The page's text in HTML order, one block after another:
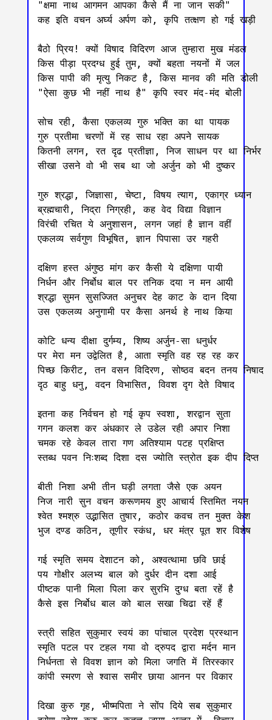
"क्षमा नाथ आगमन आपका कैसे मैं ना जान सकी"
कह इति वचन अर्घ्य अर्पण को, कृपि तत्क्षण हो‌ गई खड़ी
बैठो प्रिय! क्यों विषाद विदिरण आज तुम्हारा मुख मंडल
किस पीड़ा प्रदग्ध हुई तुम, क्यों बहता नयनों में जल
किस पापी की मृत्यु निकट है, किस मानव की मति डोली
"ऐसा कुछ भी नहीं नाथ है" कृपि स्वर मंद-मंद बोली
सोच रही, कैसा एकलव्य गुरु भक्ति का था पायक
गुरु प्रतीमा चरणों में रह साध रहा अपने सायक
कितनी लगन, रत दृढ प्रतीज्ञा, निज साधन पर था निर्भर
सीखा उसने वो भी सब था जो अर्जुन को भी दुष्कर
गुरु श्रद्धा, जिज्ञासा, चेष्टा, विषय त्याग, एकाग्र ध्यान
ब्रह्मचारी, निद्रा निग्रही, कह वेद विद्या विज्ञान
विरंची रचित ये अनुशासन, लगन जहां है ज्ञान वहीं
एकलव्य सर्वगुण विभूषित, ज्ञान पिपासा उर गहरी
दक्षिण हस्त अंगुष्ठ मांग कर कैसी ये दक्षिणा पायी
निर्धन और निर्बोध बाल पर तनिक दया न मन आयी
श्रद्धा सुमन सुसज्जित अनुचर देह काट के दान दिया
उस एकलव्य अनुगामी पर कैसा अनर्थ हे नाथ किया
कोटि धन्य दीक्षा दुर्गम्य, शिष्य अर्जुन-सा धनुर्धर
पर मेरा मन उद्वेलित है, आता स्मृति वह रह रह कर
पिच्छ किरीट, तन वसन विदिरण, सोष्ठव बदन तनय निषाद
दृठ बाहु धनु, वदन विभासित, विवश दृग देते विषाद
इतना कह निर्वचन हो गई कृप स्वशा, शरद्वान सुता
गगन कलश कर अंधकार ले उडेल रही अपार निशा
चमक रहे केवल तारा गण अतिश्याम पटह प्रक्षिप्त
स्तब्ध पवन निःशब्द दिशा दस ज्योति स्त्रोत इक दीप दिप्त
बीती निशा अभी तीन घड़ी लगता जैसे एक अयन
निज नारी सुन‌ वचन करूणमय हुए आचार्य स्तिमित नयन
श्वेत श्मश्रु उद्भासित तुषार, कठोर कवच तन मुक्त केश
भुज दण्ड कठिन, तूणीर स्कंध, धर मंत्र पूत शर विशेष
गई स्मृति समय देशाटन को, अश्वत्थामा छवि छाई
पय गोक्षीर अलभ्य बाल को दुर्धर दीन दशा आई
पीष्टक पानी मिला पिला कर सुरभि दुग्ध बता रहें है
कैसे इस निर्बोध बाल को बाल सखा चिढा रहें हैं
स्त्री सहित सुकुमार स्वयं का पांचाल प्रदेश प्रस्थान
स्मृति पटल पर टहल गया वो द्रुपद द्वारा मर्दन मान
निर्धनता से विवश ज्ञान को मिला जगति में तिरस्कार
कांपी स्मरण से श्वास समीर छाया आनन पर विकार
दिखा कुरु गृह, भीष्मपिता ने सोंप दिये सब सुकुमार